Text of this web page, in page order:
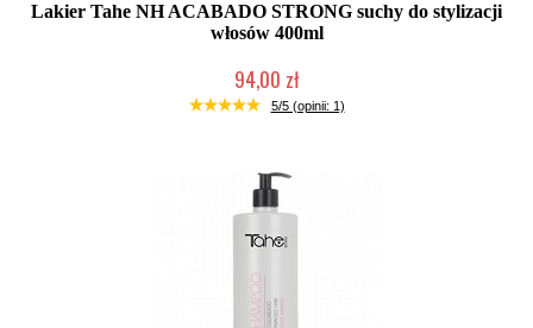
Lakier Tahe NH ACABADO STRONG suchy do stylizacji
włosów 400ml
94,00 zł
Duża ilość (wysyłka w 24h)
5/5 (opinii: 1)